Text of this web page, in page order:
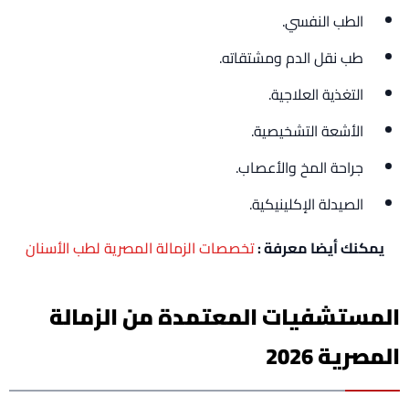
الطب النفسي.
طب نقل الدم ومشتقاته.
التغذية العلاجية.
الأشعة التشخيصية.
جراحة المخ والأعصاب.
الصيدلة الإكلينيكية.
يمكنك أيضا معرفة :تخصصات الزمالة المصرية لطب الأسنان
المستشفيات المعتمدة من الزمالة
المصرية 2026